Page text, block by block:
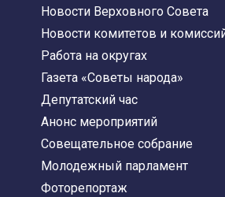
Новости Верховного Совета
Новости комитетов и
Работа на округах
Газета «Советы народа»
Депутатский час
Анонс мероприятий
Совещательное собрание
Молодежный парламент
Фоторепортаж